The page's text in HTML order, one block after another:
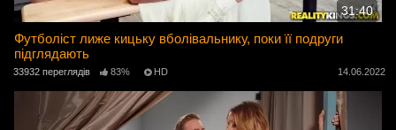
31:40
Футболіст лиже кицьку вболівальнику, поки її подруги
підглядають
33932 переглядів 83% HD 14.06.2022